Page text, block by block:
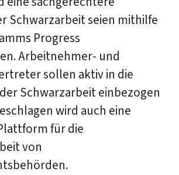
Schwarzarbeit seien mithilfe
Progress
Arbeitnehmer- und
sollen aktiv in die
Schwarzarbeit einbezogen
wird auch eine
für die
von